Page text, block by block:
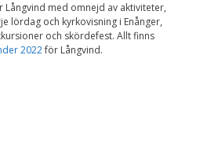
med omnejd av aktiviteter,
lördag och kyrkovisning i Enånger,
och skördefest. Allt finns
2022för Långvind.